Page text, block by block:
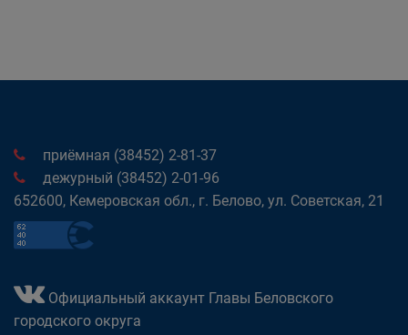
приёмная (38452) 2-81-37
дежурный (38452) 2-01-96
652600, Кемеровская обл., г. Белово, ул. Советская, 21
Официальный аккаунт Главы Беловского
городского округа